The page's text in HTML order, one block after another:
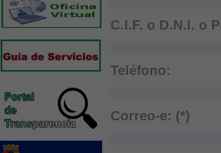
C.I.F. o D.N.I. o
Teléfono:
Correo-e: (*)